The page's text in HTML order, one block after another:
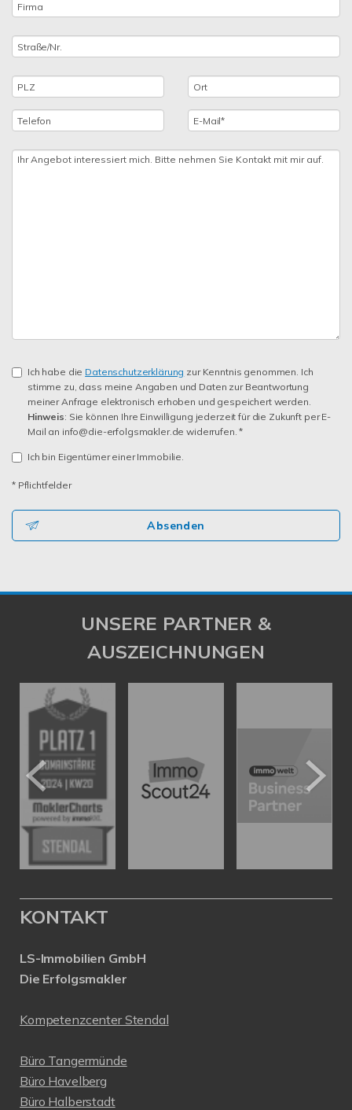
Ich habe die Datenschutzerklärung zur Kenntnis genommen. Ich
stimme zu, dass meine Angaben und Daten zur Beantwortung
meiner Anfrage elektronisch erhoben und gespeichert werden.
Hinweis: Sie können Ihre Einwilligung jederzeit für die Zukunft per E-
Mail an info@die-erfolgsmakler.de widerrufen. *
Ich bin Eigentümer einer Immobilie.
* Pflichtfelder
Absenden
UNSERE PARTNER &
AUSZEICHNUNGEN
KONTAKT
LS-Immobilien GmbH
Die Erfolgsmakler
Kompetenzcenter Stendal
Büro Tangermünde
Büro Havelberg
Büro Halberstadt